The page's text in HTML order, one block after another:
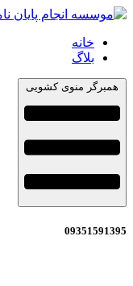
خانه
بلاگ
همبرگر منوی کشویی
09351591395